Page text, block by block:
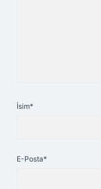
İsim*
E-Posta*